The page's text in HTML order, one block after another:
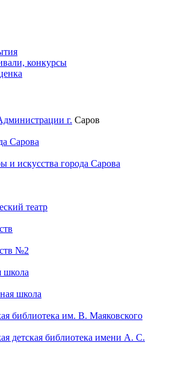
конкурсы
г. Саров
Сарова
и искусства города Сарова
театр
№2
школа
школа
библиотека им. В. Маяковского
детская библиотека имени А. С.